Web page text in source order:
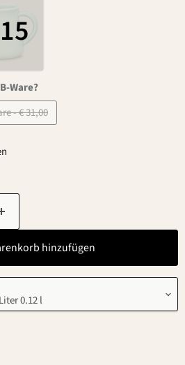
Ware?
B-Ware - € 31,00
hinzufügen